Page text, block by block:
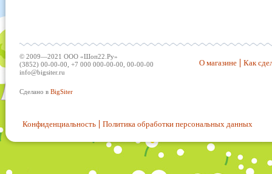
© 2009—2021 ООО «Шоп22.Ру»
(3852) 00-00-00, +7 000 000-00-00, 00-00-00
info@bigsiter.ru
Сделано в BigSiter
О магазине Как
Конфиденциальность Политика обработки персональных данных